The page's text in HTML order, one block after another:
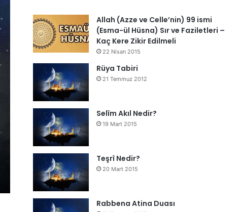
Allah (Azze ve Celle’nin) 99 ismi
(Esma-ül Hüsna) Sır ve Faziletleri –
Kaç Kere Zikir Edilmeli
22 Nisan 2015
Rüya Tabiri
21 Temmuz 2012
Selîm Akıl Nedir?
19 Mart 2015
Teşrî Nedir?
20 Mart 2015
Rabbena Atina Duası